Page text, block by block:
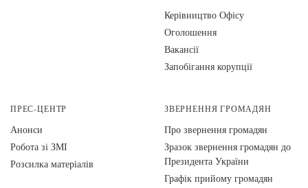
Керівництво Офісу
Оголошення
Вакансії
Запобігання корупції
ПРЕС-ЦЕНТР
Анонси
Робота зі ЗМІ
Розсилка матеріалів
ЗВЕРНЕННЯ ГРОМАДЯН
Про звернення громадян
Зразок звернення громадян до
Президента України
Графік прийому громадян